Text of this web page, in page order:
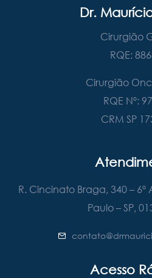
Dr.
Cirurgião
RQE:
Cirurgião
RQE Nº:
CRM SP
R. Cincinato Braga, 340 – 6º
Paulo – SP,
Acesso